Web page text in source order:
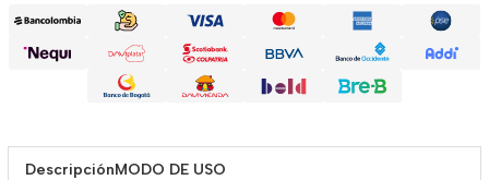
DescripciónMODO DE USO